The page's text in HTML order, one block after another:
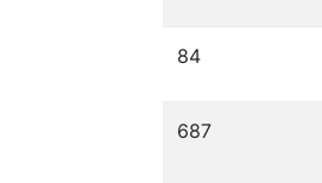
84
687